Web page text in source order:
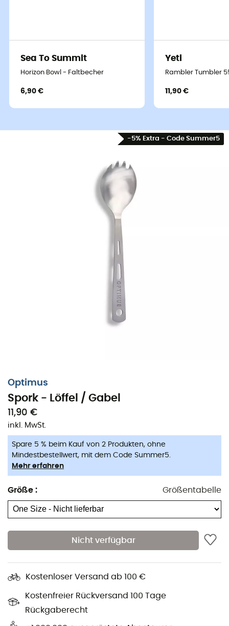
Sea To Summit
Horizon Bowl - Faltbecher
6,90 €
Yeti
Rambler Tumbler
11,90 €
-5% Extra - Code Summer5
Optimus
Spork - Löffel / Gabel
11,90 €
inkl. MwSt.
Spare 5 % beim Kauf von 2 Produkten, ohne
Mindestbestellwert, mit dem Code Summer5.
Mehr erfahren
Größe : Größentabelle
Nicht verfügbar
Kostenloser Versand ab 100 €
Kostenfreier Rückversand 100 Tage
Rückgaberecht
Löffel / Gabelaus
von der Marke
wenn dein Magen zu knurren beginnt und es Zeit zum
Essen ist.
Material: Titan